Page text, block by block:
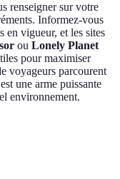
renseigner sur votre
Informez-vous
en vigueur, et les sites
ou Lonely Planet
pour maximiser
voyageurs parcourent
une arme puissante
environnement.